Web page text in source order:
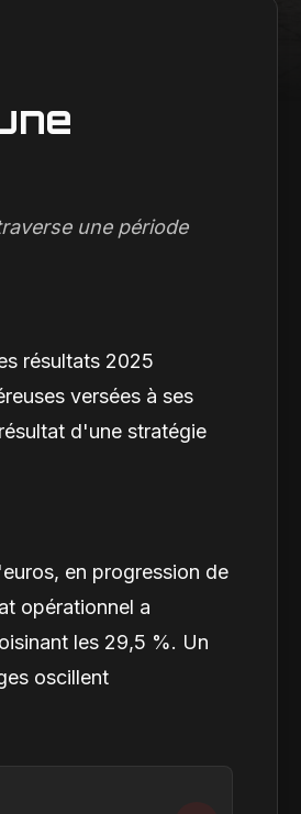
une période
résultats 2025
versées à ses
d'une stratégie
en progression de
opérationnel a
les 29,5 %. Un
oscillent